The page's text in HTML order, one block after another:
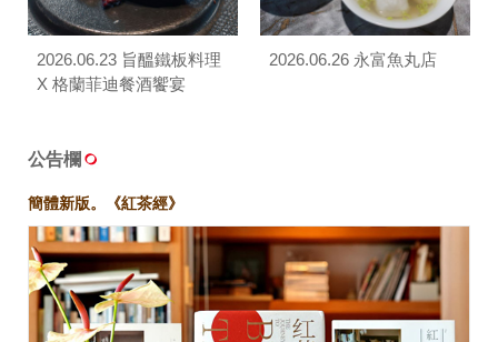
2026.06.23 旨醞鐵板料理
X 格蘭菲迪餐酒饗宴
2026.06.26 永富魚丸店
公告欄
簡體新版。《紅茶經》